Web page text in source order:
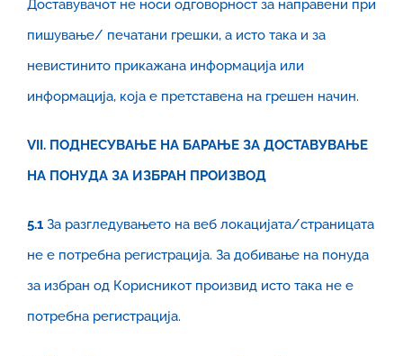
Доставувачот не носи одговорност за направени при
пишување/ печатани грешки, а исто така и за
невистинито прикажана информација или
информација, која е претставена на грешен начин.
VII. ПОДНЕСУВАЊЕ НА БАРАЊЕ ЗА ДОСТАВУВАЊЕ
НА ПОНУДА ЗА ИЗБРАН ПРОИЗВОД
5.1 За разгледувањето на веб локацијата/страницата
не е потребна регистрација. За добивање на понуда
за избран од Корисникот произвид исто така не е
потребна регистрација.